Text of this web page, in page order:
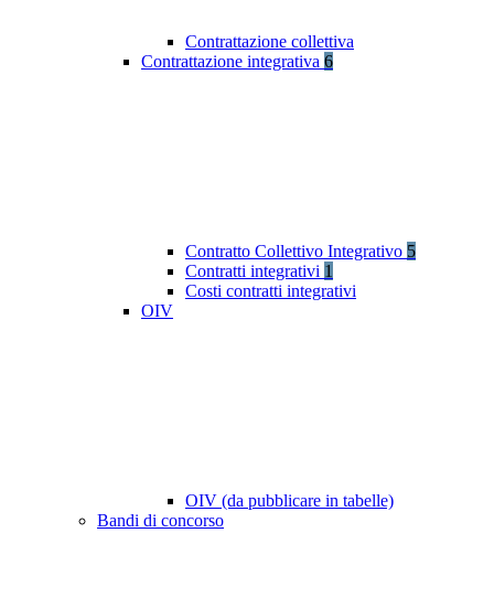
Contrattazione collettiva
Contrattazione integrativa 6
Contratto Collettivo Integrativo 5
Contratti integrativi 1
Costi contratti integrativi
OIV
OIV (da pubblicare in tabelle)
Bandi di concorso